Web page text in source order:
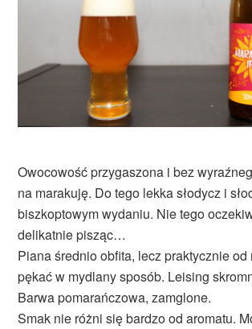
Owocowość przygaszona i bez
na marakuję. Do tego lekka słodycz i
biszkoptowym wydaniu. Nie tego
delikatnie pisząc…
Piana średnio obfita, lecz praktycznie od
pękać w mydlany sposób. Leising
Barwa pomarańczowa, zamglone.
Smak nie różni się bardzo od aromatu.